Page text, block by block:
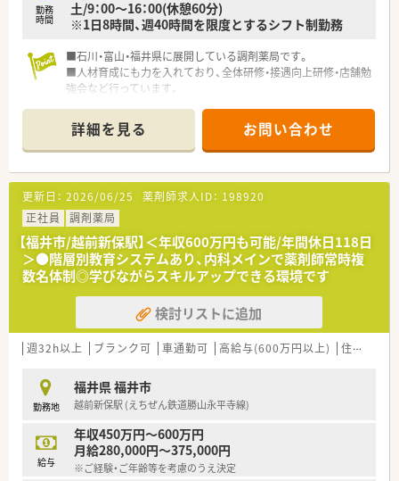
勤務
時間
土/9：00～16：00(休憩60分)
※1日8時間、週40時間を限度とするシフト制勤務
■石川・富山・福井県に展開している調剤薬局です。
■人材育成にも力を入れており、全体研修・接遇向上研修・店舗勉
強会など行っています。
詳細を見る お問い合わせ
更新日： 2026/06/25 薬剤師求人ID： 198920
正社員
調剤薬局
【福井市/越前新保駅】＜年収600万円も可能/年間休日118日
＞●階層別教育システムあり、内科メインで薬剤師常時複
数名体制◎学びながらスキルアップできる環境です
検討リストに追加
週32h以上 ブランク可 車通勤可 高給与(600万円以上) 住宅補助(手当)あり
勤務地
福井県 福井市
越前新保駅 (えちぜん鉄道勝山永平寺線)
給与
年収450万円～600万円
月給280,000円～375,000円
※ご経験・ご年齢等を考慮のうえ決定